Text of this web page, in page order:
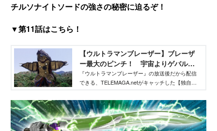
チルソナイトソードの強さの秘密に迫るぞ！
▼第11話はこちら！
【ウルトラマンブレーザー】ブレーザ
ー最大のピンチ！ 宇宙よりゲバルガ
襲来!! - TELEMAGA.net｜講談社
『ウルトラマンブレーザー』の放送後だから配信
できる、TELEMAGA.netがキャッチした【独自】
ではわからない、ウルトラマンや怪獣、宇宙人の
情報が満載です！